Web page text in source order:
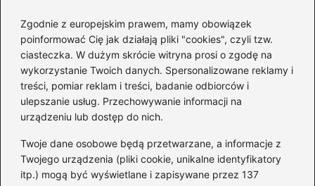
Zgodnie z europejskim prawem, mamy obowiązek
poinformować Cię jak działają pliki "cookies", czyli tzw.
ciasteczka. W dużym skrócie witryna prosi o zgodę na
wykorzystanie Twoich danych. Spersonalizowane reklamy i
treści, pomiar reklam i treści, badanie odbiorców i
ulepszanie usług. Przechowywanie informacji na
urządzeniu lub dostęp do nich.
Twoje dane osobowe będą przetwarzane, a informacje z
Twojego urządzenia (pliki cookie, unikalne identyfikatory
itp.) mogą być wyświetlane i zapisywane przez 137
Kategorie
Dofinansowania(36)
Firmy (45)
Giełda(40)
Inwestycje(43)